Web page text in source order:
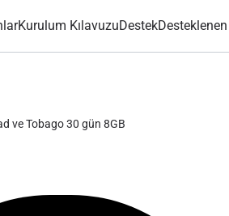
Kurulum KılavuzuDestek
ve Tobago 30 gün 8GB